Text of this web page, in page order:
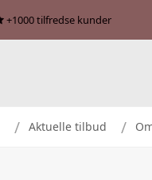
+1000 tilfredse kunder
Aktuelle tilbud